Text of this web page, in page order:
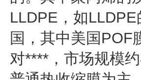
LLDPE，如
国，其中美国POF
对****，市场规模